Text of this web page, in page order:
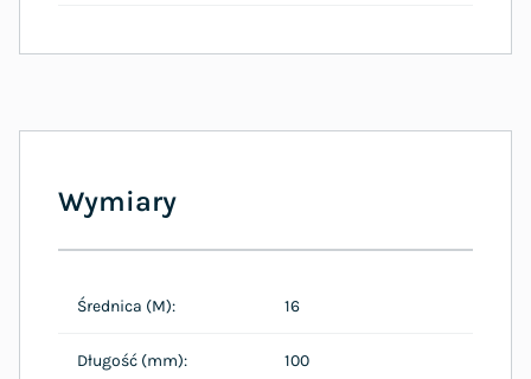
Wymiary
Średnica (M): 16
Długość (mm): 100